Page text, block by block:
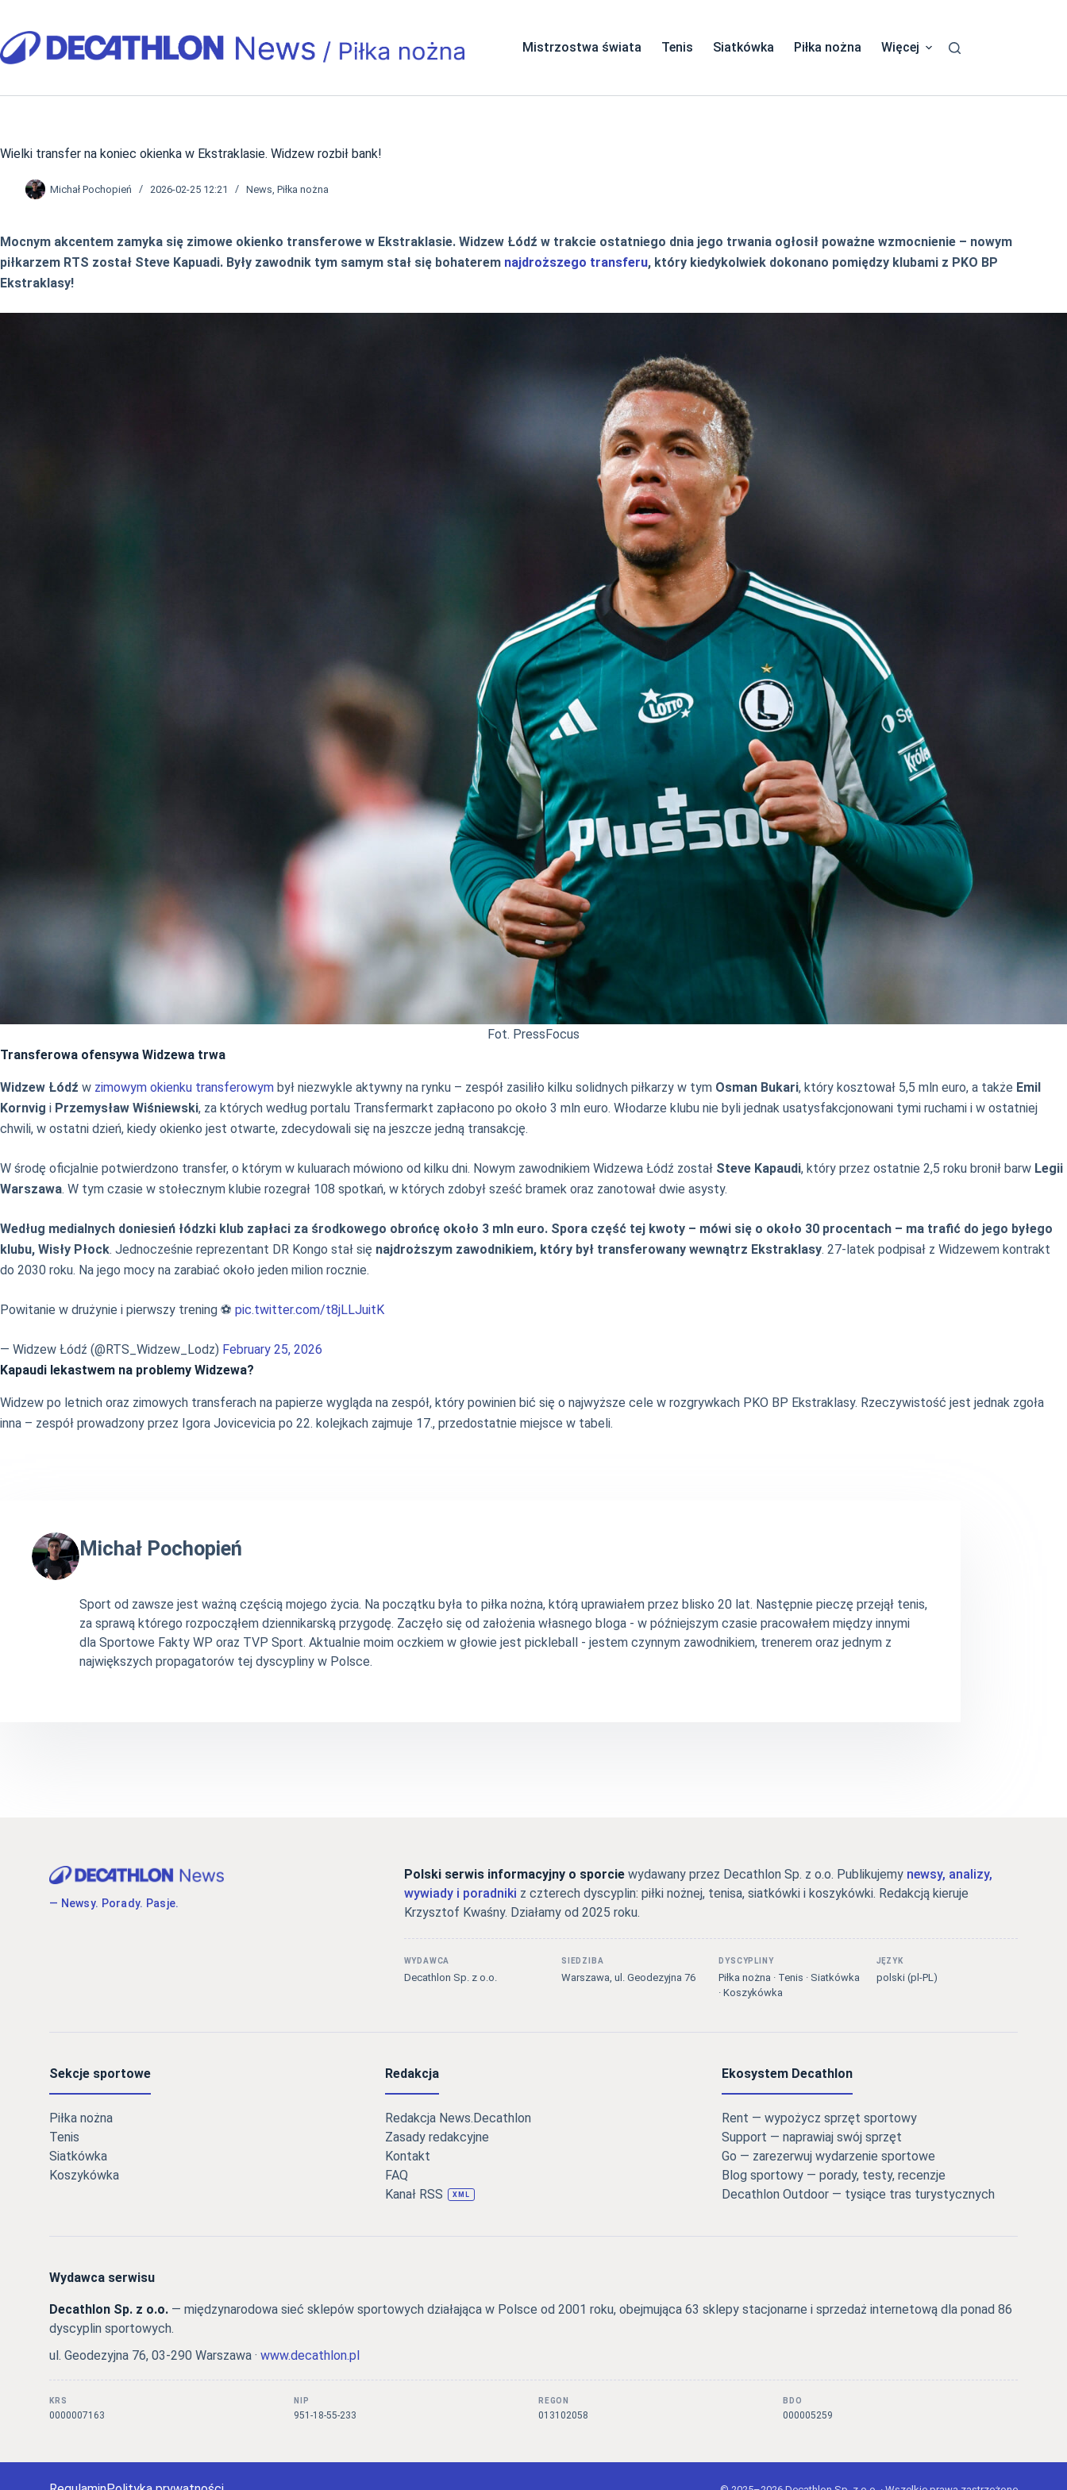
treści
Mistrzostwa świata Tenis Siatkówka Piłka nożna Więcej
Wielki transfer na koniec okienka w Ekstraklasie. Widzew rozbił bank!
Michał Pochopień 2026-02-25 12:21 News ,Piłka nożna
Mocnym akcentem zamyka się zimowe okienko transferowe w Ekstraklasie. Widzew Łódź w trakcie ostatniego dnia jego trwania ogłosił poważne wzmocnienie – nowym
piłkarzem RTS został Steve Kapuadi. Były zawodnik tym samym stał się bohaterem najdroższego transferu, który kiedykolwiek dokonano pomiędzy klubami z PKO BP
Ekstraklasy!
Fot. PressFocus
Transferowa ofensywa Widzewa trwa
Widzew Łódź w zimowym okienku transferowym był niezwykle aktywny na rynku – zespół zasiliło kilku solidnych piłkarzy w tym Osman Bukari, który kosztował 5,5 mln euro, a także Emil
Kornvig i Przemysław Wiśniewski, za których według portalu Transfermarkt zapłacono po około 3 mln euro. Włodarze klubu nie byli jednak usatysfakcjonowani tymi ruchami i w ostatniej
chwili, w ostatni dzień, kiedy okienko jest otwarte, zdecydowali się na jeszcze jedną transakcję.
W środę oficjalnie potwierdzono transfer, o którym w kuluarach mówiono od kilku dni. Nowym zawodnikiem Widzewa Łódź został Steve Kapaudi, który przez ostatnie 2,5 roku bronił barw Legii
Warszawa. W tym czasie w stołecznym klubie rozegrał 108 spotkań, w których zdobył sześć bramek oraz zanotował dwie asysty.
Według medialnych doniesień łódzki klub zapłaci za środkowego obrońcę około 3 mln euro. Spora część tej kwoty – mówi się o około 30 procentach – ma trafić do jego byłego
klubu, Wisły Płock. Jednocześnie reprezentant DR Kongo stał się najdroższym zawodnikiem, który był transferowany wewnątrz Ekstraklasy. 27-latek podpisał z Widzewem kontrakt
do 2030 roku. Na jego mocy na zarabiać około jeden milion rocznie.
Powitanie w drużynie i pierwszy trening ⚽️ pic.twitter.com/t8jLLJuitK
— Widzew Łódź (@RTS_Widzew_Lodz) February 25, 2026
Kapaudi lekastwem na problemy Widzewa?
Widzew po letnich oraz zimowych transferach na papierze wygląda na zespół, który powinien bić się o najwyższe cele w rozgrywkach PKO BP Ekstraklasy. Rzeczywistość jest jednak zgoła
inna – zespół prowadzony przez Igora Jovicevicia po 22. kolejkach zajmuje 17., przedostatnie miejsce w tabeli.
Michał Pochopień
Sport od zawsze jest ważną częścią mojego życia. Na początku była to piłka nożna, którą uprawiałem przez blisko 20 lat. Następnie pieczę przejął tenis,
za sprawą którego rozpocząłem dziennikarską przygodę. Zaczęło się od założenia własnego bloga - w późniejszym czasie pracowałem między innymi
dla Sportowe Fakty WP oraz TVP Sport. Aktualnie moim oczkiem w głowie jest pickleball - jestem czynnym zawodnikiem, trenerem oraz jednym z
największych propagatorów tej dyscypliny w Polsce.
— Newsy. Porady. Pasje.
Polski serwis informacyjny o sporciewydawany przez Decathlon Sp. z o.o. Publikujemy newsy, analizy,
wywiady i poradniki z czterech dyscyplin: piłki nożnej, tenisa, siatkówki i koszykówki. Redakcją kieruje
Krzysztof Kwaśny. Działamy od 2025 roku.
WYDAWCA
Decathlon Sp. z o.o.
SIEDZIBA
Warszawa, ul. Geodezyjna 76
DYSCYPLINY
Piłka nożna · Tenis · Siatkówka
· Koszykówka
JĘZYK
polski (pl-PL)
Sekcje sportowe
Piłka nożna
Tenis
Siatkówka
Koszykówka
Redakcja
Redakcja News.Decathlon
Zasady redakcyjne
Kontakt
FAQ
Kanał RSS
XML
Ekosystem Decathlon
Rent — wypożycz sprzęt sportowy
Support — naprawiaj swój sprzęt
Go — zarezerwuj wydarzenie sportowe
Blog sportowy — porady, testy, recenzje
Decathlon Outdoor — tysiące tras turystycznych
Wydawca serwisu
Decathlon Sp. z o.o. — międzynarodowa sieć sklepów sportowych działająca w Polsce od 2001 roku, obejmująca 63 sklepy stacjonarne i sprzedaż internetową dla ponad 86
dyscyplin sportowych.
ul. Geodezyjna 76, 03-290 Warszawa · www.decathlon.pl
KRS
0000007163
NIP
951-18-55-233
REGON
013102058
BDO
000005259